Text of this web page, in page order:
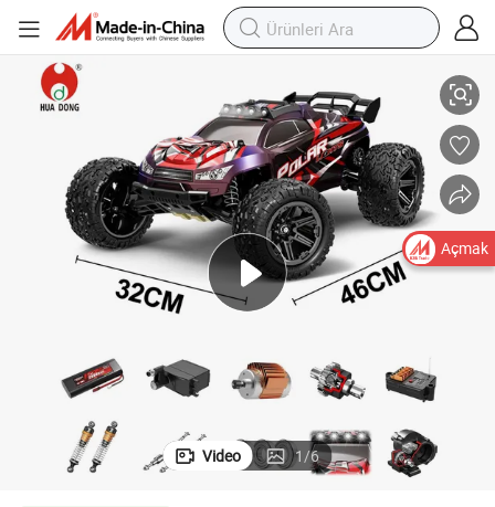
Yüksek Hızlı Motorlu RC Araba Uzaktan Kumandalı Yarış
Toptan Plastik Oyuncaklar Büyük Boy RC Araba 1/10 Ölçek RC Araba
Video 1/6
Açmak